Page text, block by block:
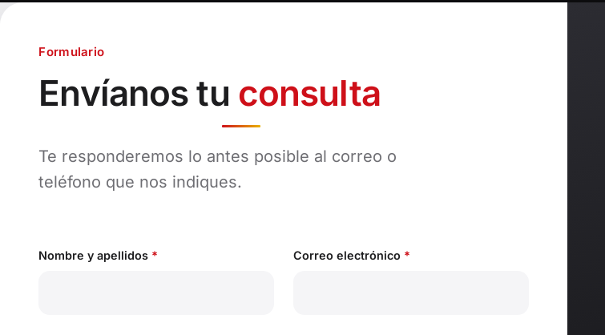
Formulario
Envíanos tu consulta
Te responderemos lo antes posible al correo o
teléfono que nos indiques.
Nombre y apellidos * Correo electrónico *